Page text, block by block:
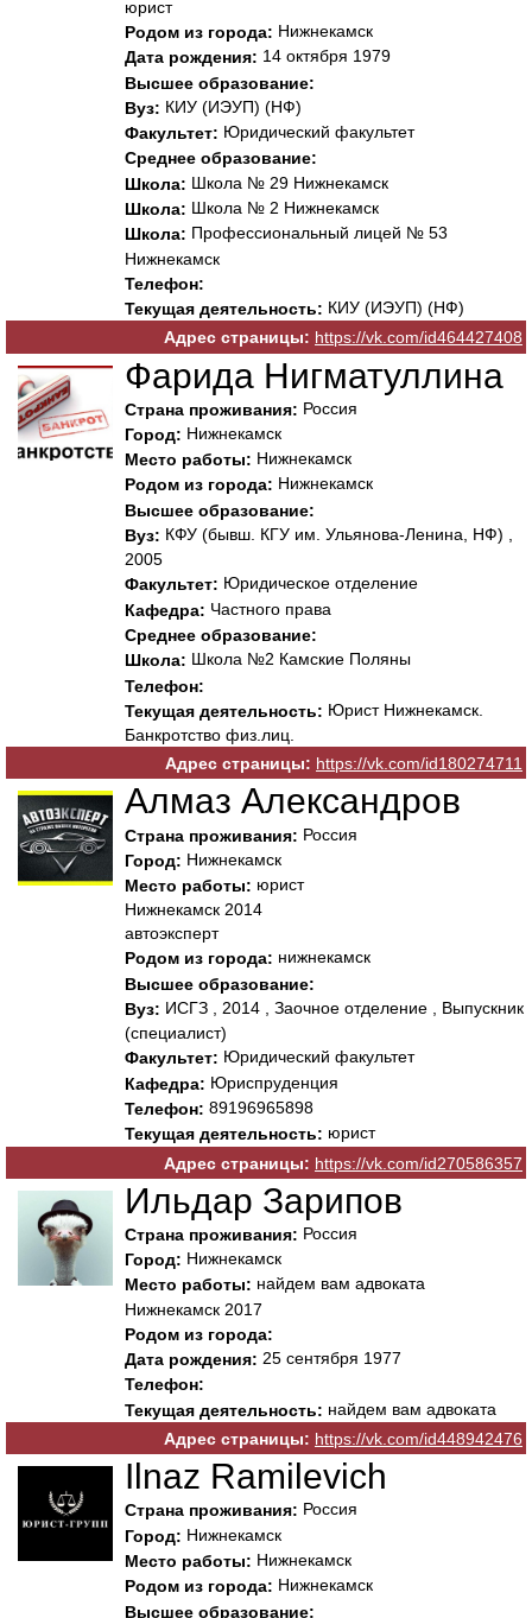
юрист
Родом из города: Нижнекамск
Дата рождения: 14 октября 1979
Высшее образование:
Вуз: КИУ (ИЭУП) (НФ)
Факультет: Юридический факультет
Среднее образование:
Школа: Школа № 29 Нижнекамск
Школа: Школа № 2 Нижнекамск
Школа: Профессиональный лицей № 53
Нижнекамск
Телефон:
Текущая деятельность: КИУ (ИЭУП) (НФ)
Адрес страницы: https://vk.com/id464427408
Фарида Нигматуллина
Страна проживания: Россия
Город: Нижнекамск
Место работы: Нижнекамск
Родом из города: Нижнекамск
Высшее образование:
Вуз: КФУ (бывш. КГУ им. Ульянова-Ленина, НФ) ,
2005
Факультет: Юридическое отделение
Кафедра: Частного права
Среднее образование:
Школа: Школа №2 Камские Поляны
Телефон:
Текущая деятельность: Юрист Нижнекамск.
Банкротство физ.лиц.
Адрес страницы: https://vk.com/id180274711
Алмаз Александров
Страна проживания: Россия
Город: Нижнекамск
Место работы: юрист
Нижнекамск 2014
автоэксперт
Родом из города: нижнекамск
Высшее образование:
Вуз: ИСГЗ , 2014 , Заочное отделение , Выпускник
(специалист)
Факультет: Юридический факультет
Кафедра: Юриспруденция
Телефон: 89196965898
Текущая деятельность: юрист
Адрес страницы: https://vk.com/id270586357
Ильдар Зарипов
Страна проживания: Россия
Город: Нижнекамск
Место работы: найдем вам адвоката
Нижнекамск 2017
Родом из города:
Дата рождения: 25 сентября 1977
Телефон:
Текущая деятельность: найдем вам адвоката
Адрес страницы: https://vk.com/id448942476
Ilnaz Ramilevich
Страна проживания: Россия
Город: Нижнекамск
Место работы: Нижнекамск
Родом из города: Нижнекамск
Высшее образование: